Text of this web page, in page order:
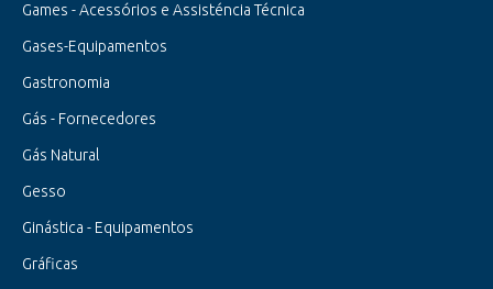
Games - Acessórios e Assisténcia Técnica
Gases-Equipamentos
Gastronomia
Gás - Fornecedores
Gás Natural
Gesso
Ginástica - Equipamentos
Gráficas